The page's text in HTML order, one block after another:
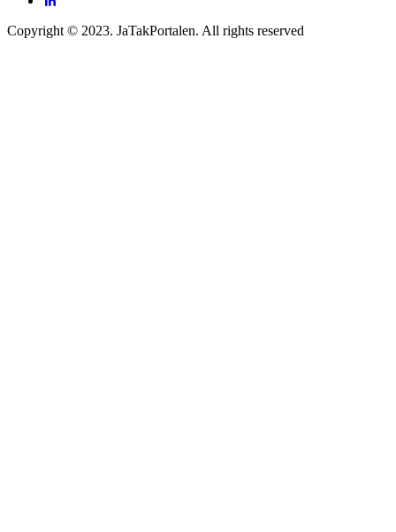
Copyright © 2023. JaTakPortalen. All rights reserved